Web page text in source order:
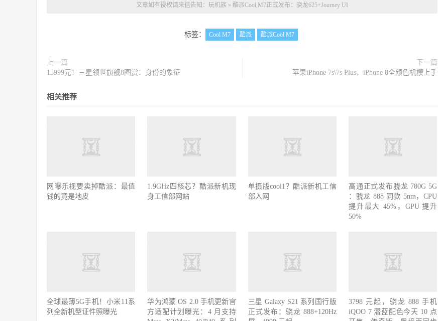
文章如有侵权请来信告知： 玩机族 » 酷派Cool M7正式发布：骁龙625+Journey UI
标签： Cool M7 酷派 酷派Cool M7
上一篇
15999元！三星领世旗舰8图赏：身份的象征
下一篇
苹果iPhone 7s\7s Plus、iPhone 8全颜色机模上手
相关推荐
网曝乐视要卖掉酷派：最值
钱的竟是地皮
1.9GHz四核芯？酷派新机现
身工信部网站
单摄版cool1？酷派新机工信
部入网
高通正式发布骁龙 780G 5G
：骁龙 888 同款 5nm，CPU
提升最大 45%，GPU 提升
50%
全球最薄5G手机！小米11系
列全新机型证件照曝光
华为鸿蒙 OS 2.0 手机更新官
方适配计划曝光：4 月支持
三星 Galaxy S21 系列国行版
正式发布：骁龙 888+120Hz
3798 元起，骁龙 888 手机
iQOO 7 潜蓝配色今天 10 点